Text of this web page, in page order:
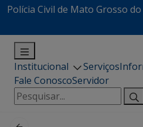
Polícia Civil de Mato Grosso do
Institucional Serviços
Fale ConoscoServidor
Pesquisar
por: